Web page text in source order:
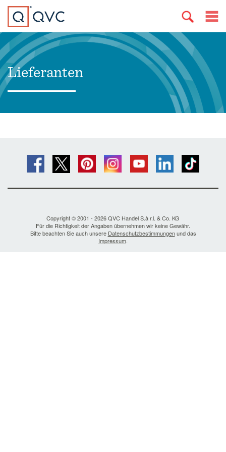
Lieferanten
Copyright © 2001 - 2026 QVC Handel S.à r.l. & Co. KG
Für die Richtigkeit der Angaben übernehmen wir keine Gewähr.
Bitte beachten Sie auch unsere Datenschutzbestimmungenund das
Impressum.